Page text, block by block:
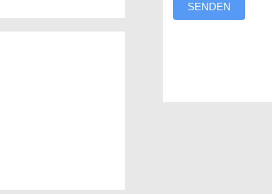
SENDEN